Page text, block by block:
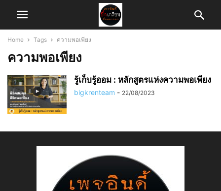
Home Tags ความพอเพียง
ความพอเพียง
รู้เก็บรู้ออม : หลักสูตรแห่งความพอเพียง
bigkrenteam - 22/08/2023